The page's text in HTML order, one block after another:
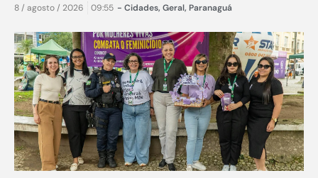
8 / agosto / 2026 09:55 - Cidades, Geral, Paranaguá